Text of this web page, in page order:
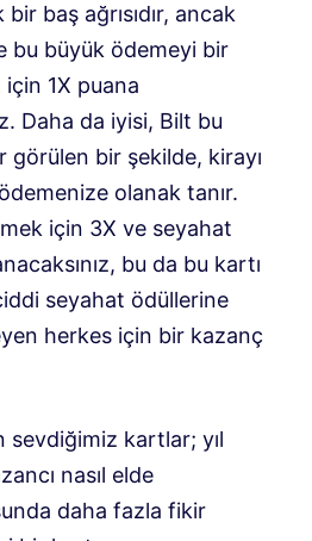
baş ağrısıdır, ancak
bu büyük ödemeyi bir
1X puana
Daha da iyisi, Bilt bu
bir şekilde, kirayı
olanak tanır.
için 3X ve seyahat
bu da bu kartı
seyahat ödüllerine
herkes için bir kazanç
sevdiğimiz kartlar; yıl
nasıl elde
daha fazla fikir